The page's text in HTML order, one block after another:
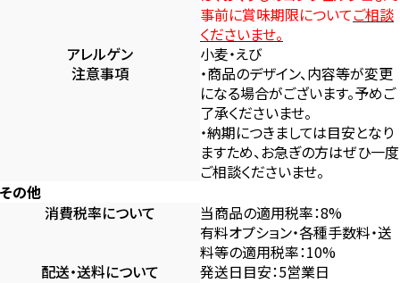
事前に賞味期限についてご相談
くださいませ。
アレルゲン
小麦・えび
注意事項
・商品のデザイン、内容等が変更
になる場合がございます。予めご
了承くださいませ。
・納期につきましては目安となり
ますため、お急ぎの方はぜひ一度
ご相談くださいませ。
その他
消費税率について
当商品の適用税率：8%
有料オプション・各種手数料・送
料等の適用税率：10%
配送・送料について
発送日目安：5営業日